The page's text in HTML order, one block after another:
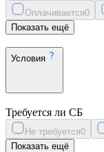
Оплачивается0
Показать ещё
Условия
Требуется ли СБ
Не требуется0
Показать ещё